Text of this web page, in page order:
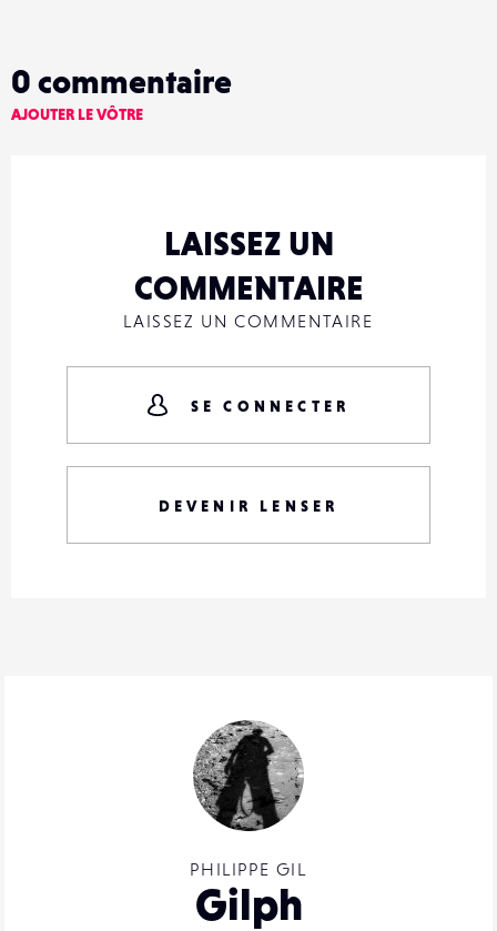
PHILIPPE GIL
Gilph
0 commentaire
AJOUTER LE VÔTRE
LAISSEZ UN
COMMENTAIRE
LAISSEZ UN COMMENTAIRE
SE CONNECTER
DEVENIR LENSER